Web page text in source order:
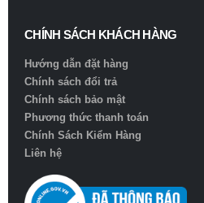
CHÍNH SÁCH KHÁCH HÀNG
Hướng dẫn đặt hàng
Chính sách đổi trả
Chính sách bảo mật
Phương thức thanh toán
Chính Sách Kiểm Hàng
Liên hệ